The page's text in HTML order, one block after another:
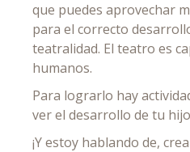
que puedes aprovechar
para el correcto
teatralidad. El teatro es
humanos.
Para lograrlo hay
ver el desarrollo de tu
¡Y estoy hablando de,